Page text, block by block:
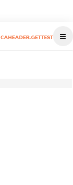
CAHEADER.GETTEST